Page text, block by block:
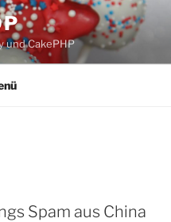
und CakePHP
Spam aus China